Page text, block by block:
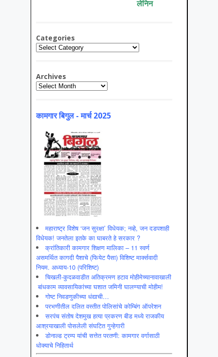
लेनिन
Categories
Categories
Archives
Archives
कामगार बिगुल - मार्च 2025
महाराष्ट्र विशेष ‘जन सुरक्षा’ विधेयक; नव्हे, जन दडपशाही
विधेयक! जनतेला इतके का घाबरते हे सरकार ?
क्रांतिकारी कामगार शिक्षण मालिका – 11 स्वर्ण
असमर्थित कागदी पैशाचे (फियेट पैसा) विशिष्ट मार्क्सवादी
नियम. अध्याय-10 (परिशिष्ट)
चिखली-कुदळवाडीत अतिक्रमण हटाव मोहीमेच्यानावाखाली
बांधकाम व्यावसायिकांच्या घशात जमिनी घालण्याची मोहीम!
गोष्ट निवडणुकीच्या धंद्याची…
परभणीतील दलित वस्तीत पोलिसांचे कोम्बिंग ऑपरेशन
सरपंच संतोष देशमुख हत्या प्रकरण बीड मध्ये राजकीय
आश्रयाखाली पोसलेली संघटित गुन्हेगारी
डोनाल्ड ट्रम्प यांची सत्तेत परतणी: कामगार वर्गासाठी
धोक्याचे निहितार्थ